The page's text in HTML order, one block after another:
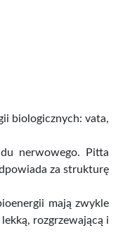
biologicznych: vata,
nerwowego. Pitta
za strukturę
mają zwykle
rozgrzewającą i